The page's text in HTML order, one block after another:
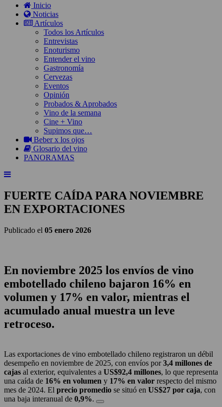
Inicio
Noticias
Artículos
Todos los Artículos
Entrevistas
Enoturismo
Entender el vino
Gastronomía
Cervezas
Eventos
Opinión
Probados & Aprobados
Vino de la semana
Cine + Vino
Supimos que…
Beber x los ojos
Glosario del vino
PANORAMAS
FUERTE CAÍDA PARA NOVIEMBRE
EN EXPORTACIONES
Publicado el 05 enero 2026
En noviembre 2025 los envíos de vino
embotellado chileno bajaron 16% en
volumen y 17% en valor, mientras el
acumulado anual muestra un leve
retroceso.
Las exportaciones de vino embotellado chileno registraron un débil
desempeño en noviembre de 2025, con envíos por3,4 millones de
cajas al exterior, equivalentes a US$92,4 millones, lo que representa
una caída de 16% en volumen y 17% en valor respecto del mismo
mes de 2024. El precio promedio se situó en US$27 por caja, con
una baja interanual de 0,9%.